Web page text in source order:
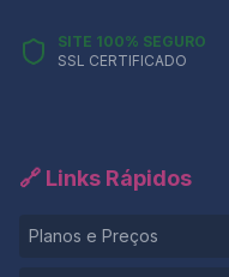
SITE 100% SEGURO
SSL CERTIFICADO
🔗 Links Rápidos
Planos e Preços